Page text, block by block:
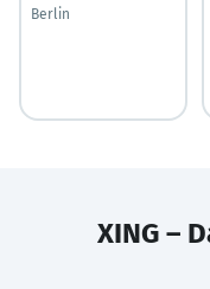
Berlin
XING –